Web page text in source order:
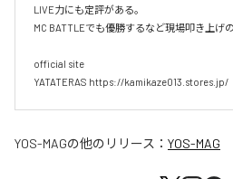
LIVE力にも定評がある。
MC BATTLEでも優勝するなど現場叩き上げ
official site
YATATERAS https://kamikaze013.stores.jp/
YOS-MAGの他のリリース： YOS-MAG